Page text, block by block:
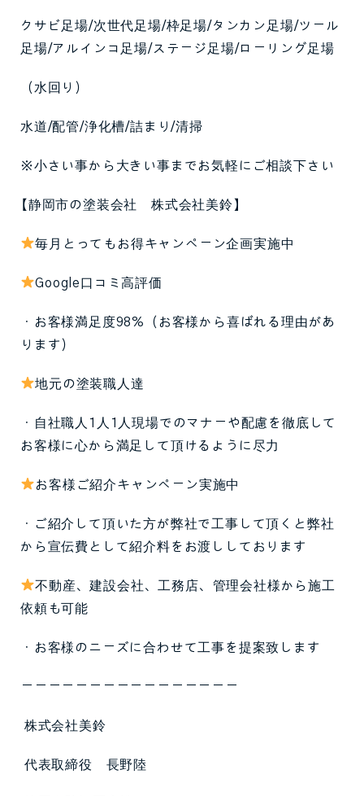
クサビ足場/次世代足場/枠足場/タンカン足場/ツール
足場/アルインコ足場/ステージ足場/ローリング足場
（水回り）
水道/配管/浄化槽/詰まり/清掃
※小さい事から大きい事までお気軽にご相談下さい
【静岡市の塗装会社 株式会社美鈴】
毎月とってもお得キャンペーン企画実施中
Google口コミ高評価
・お客様満足度98%（お客様から喜ばれる理由があ
ります）
地元の塗装職人達
・自社職人1人1人現場でのマナーや配慮を徹底して
お客様に心から満足して頂けるように尽力
お客様ご紹介キャンペーン実施中
・ご紹介して頂いた方が弊社で工事して頂くと弊社
から宣伝費として紹介料をお渡ししております
不動産、建設会社、工務店、管理会社様から施工
依頼も可能
・お客様のニーズに合わせて工事を提案致します
ーーーーーーーーーーーーーーーー
株式会社美鈴
代表取締役 長野陸